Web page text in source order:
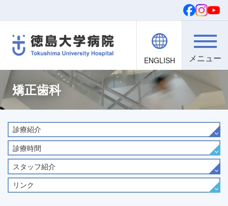
ご寄付
ENGLISH 検索
院内職員向け
文字・背景
矯正歯科
診療紹介
診療時間
スタッフ紹介
リンク